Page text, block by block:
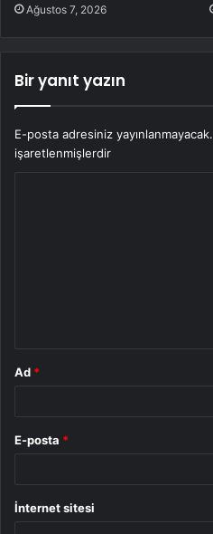
Ağustos 7, 2026
Bir yanıt yazın
E-posta adresiniz yayınlanmayacak.
işaretlenmişlerdir
Ad *
E-posta *
İnternet sitesi